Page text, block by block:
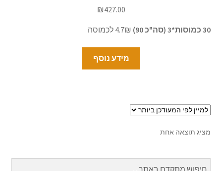
₪427.00
30 כמוסות*3 (סה"כ 90)
מידע נוסף
מציג תוצאה אחת